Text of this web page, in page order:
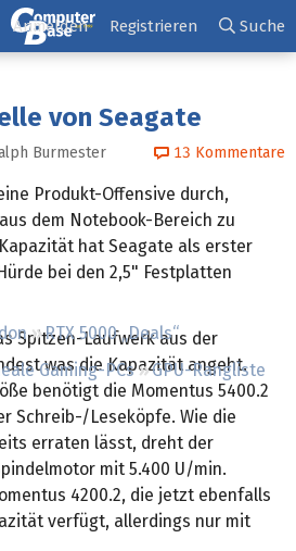
RTX 5000 „Deals“
Gaming-PCs
GPU-Rangliste
Anmelden Registrieren Suche
von Seagate
Burmester 13 Kommentare
Produkt-Offensive durch,
dem Notebook-Bereich zu
hat Seagate als erster
bei den 2,5" Festplatten
Spitzen-Laufwerk aus der
was die Kapazität angeht.
benötigt die Momentus 5400.2
Schreib-/Leseköpfe. Wie die
erraten lässt, dreht der
mit 5.400 U/min.
4200.2, die jetzt ebenfalls
verfügt, allerdings nur mit